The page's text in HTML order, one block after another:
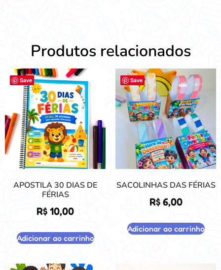
Produtos relacionados
Save
APOSTILA 30 DIAS DE
FÉRIAS
R$ 10,00
Adicionar ao carrinho
Save
SACOLINHAS DAS FÉRIAS
R$6,00
Adicionar ao carrinho